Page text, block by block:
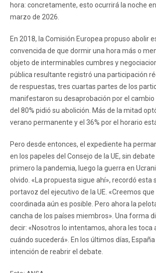
hora: concretamente, esto ocurrirá la noche
marzo de 2026.
En 2018, la Comisión Europea propuso abolir
convencida de que dormir una hora más o
objeto de interminables cumbres y
pública resultante registró una participación
de respuestas, tres cuartas partes de los
manifestaron su desaprobación por el cambio
del 80% pidió su abolición. Más de la mitad
verano permanente y el 36% por el horario
Pero desde entonces, el expediente ha
en los papeles del Consejo de la UE, sin
primero la pandemia, luego la guerra en
olvido. «La propuesta sigue ahí», recordó esta
portavoz del ejecutivo de la UE. «Creemos
coordinada aún es posible. Pero ahora la
cancha de los países miembros». Una forma
decir: «Nosotros lo intentamos, ahora les toca
cuándo sucederá». En los últimos días,
intención de reabrir el debate.